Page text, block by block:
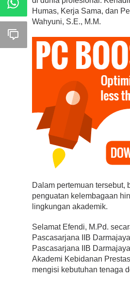
Humas, Kerja Sama, dan
Wahyuni, S.E., M.M.
Dalam pertemuan tersebut,
penguatan kelembagaan
lingkungan akademik.
Selamat Efendi, M.Pd.
Pascasarjana IIB
Pascasarjana IIB
Akademi Kebidanan
mengisi kebutuhan tenaga